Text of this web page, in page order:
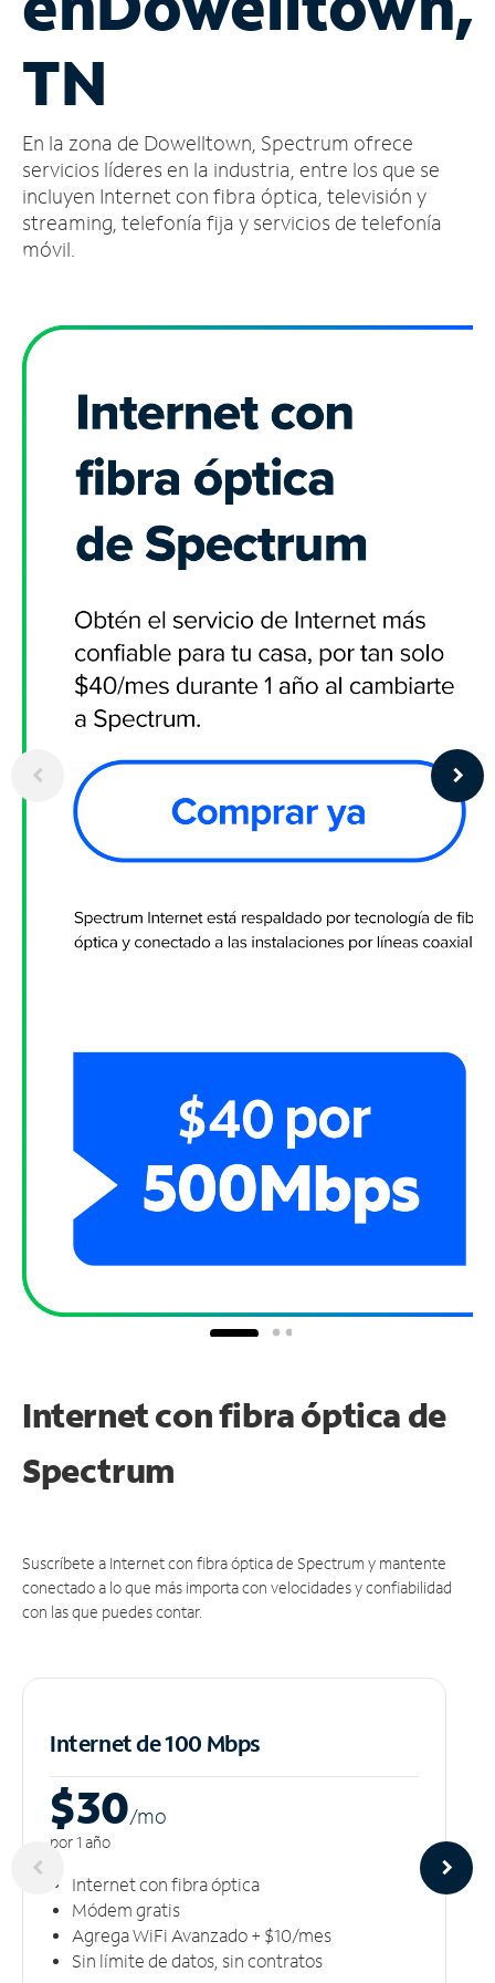
cuenta
Encuentra
tienda
TN
En la zona de Dowelltown, Spectrum ofrece
servicios líderes en la industria, entre los que se
incluyen Internet con fibra óptica, televisión y
streaming, telefonía fija y servicios de telefonía
móvil.
Internet con fibra óptica de
Spectrum
Suscríbete a Internet con fibra óptica de Spectrum y mantente
conectado a lo que más importa con velocidades y confiabilidad
con las que puedes contar.
Internet de 100 Mbps
$30/mo
por 1 año
Internet con fibra óptica
Módem gratis
Agrega WiFi Avanzado + $10/mes
Sin límite de datos, sin contratos